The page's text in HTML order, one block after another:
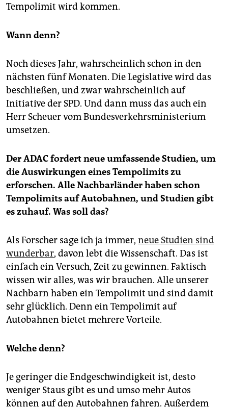
Tempolimit wird kommen.
Wann denn?
Noch dieses Jahr, wahrscheinlich schon in den
nächsten fünf Monaten. Die Legislative wird das
beschließen, und zwar wahrscheinlich auf
Initiative der SPD. Und dann muss das auch ein
Herr Scheuer vom Bundesverkehrsministerium
umsetzen.
Der ADAC fordert neue umfassende Studien, um
die Auswirkungen eines Tempolimits zu
erforschen. Alle Nachbarländer haben schon
Tempolimits auf Autobahnen, und Studien gibt
es zuhauf. Was soll das?
Als Forscher sage ich ja immer, neue Studien sind
wunderbar, davon lebt die Wissenschaft. Das ist
einfach ein Versuch, Zeit zu gewinnen. Faktisch
wissen wir alles, was wir brauchen. Alle unserer
Nachbarn haben ein Tempolimit und sind damit
sehr glücklich. Denn ein Tempolimit auf
Autobahnen bietet mehrere Vorteile.
Welche denn?
Je geringer die Endgeschwindigkeit ist, desto
weniger Staus gibt es und umso mehr Autos
können auf den Autobahnen fahren. Außerdem